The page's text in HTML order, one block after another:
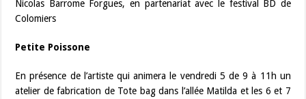
Nicolas Barrome Forgues, en partenariat avec le festival BD de
Colomiers
Petite Poissone
En présence de l’artiste qui animera le vendredi 5 de 9 à 11h un
atelier de fabrication de Tote bag dans l’allée Matilda et les 6 et 7